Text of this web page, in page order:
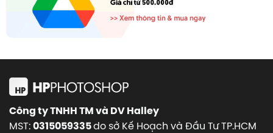
Công ty TNHH TM và DV Halley
MST:0315059335do sở Kế Hoạch và Đầu Tư TP.HCM